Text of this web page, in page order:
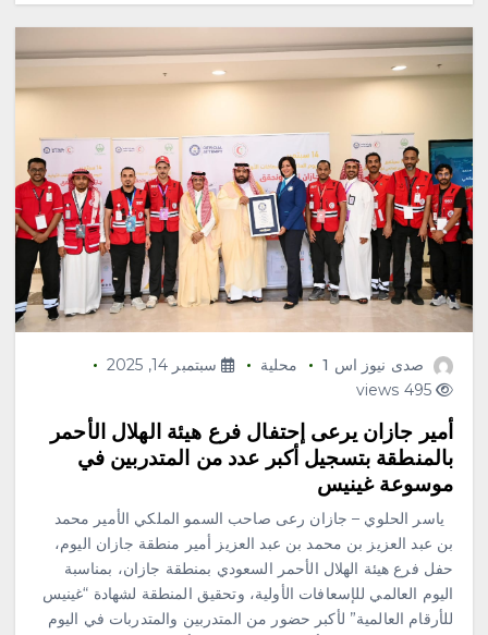
صدى نيوز اس 1 محلية
سبتمبر 14, 2025
495 views
أمير جازان يرعى إحتفال فرع هيئة الهلال الأحمر
بالمنطقة بتسجيل أكبر عدد من المتدربين في
موسوعة غينيس
ياسر الحلوي – جازان رعى صاحب السمو الملكي الأمير محمد
بن عبد العزيز بن محمد بن عبد العزيز أمير منطقة جازان اليوم،
حفل فرع هيئة الهلال الأحمر السعودي بمنطقة جازان، بمناسبة
اليوم العالمي للإسعافات الأولية، وتحقيق المنطقة لشهادة “غينيس
للأرقام العالمية” لأكبر حضور من المتدربين والمتدربات في اليوم